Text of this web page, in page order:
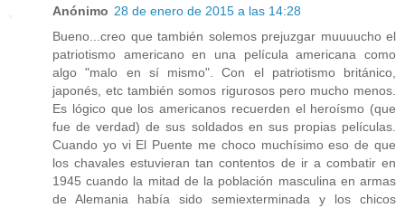
Anónimo 28 de enero de 2015 a las 14:28
Bueno...creo que también solemos prejuzgar muuuucho el
patriotismo americano en una película americana como
algo "malo en sí mismo". Con el patriotismo británico,
japonés, etc también somos rigurosos pero mucho menos.
Es lógico que los americanos recuerden el heroísmo (que
fue de verdad) de sus soldados en sus propias películas.
Cuando yo vi El Puente me choco muchísimo eso de que
los chavales estuvieran tan contentos de ir a combatir en
1945 cuando la mitad de la población masculina en armas
de Alemania había sido semiexterminada y los chicos